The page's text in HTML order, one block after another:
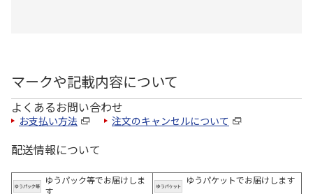
マークや記載内容について
よくあるお問い合わせ
お支払い方法 注文のキャンセルについて
配送情報について
ゆうパック等でお届けしま
す
ゆうパケットでお届けします